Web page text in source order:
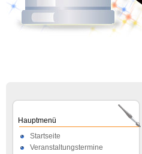
Hauptmenü
Startseite
Veranstaltungstermine